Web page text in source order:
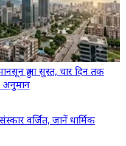
हुआ सुस्त, चार दिन तक
अनुमान
वर्जित, जानें धार्मिक